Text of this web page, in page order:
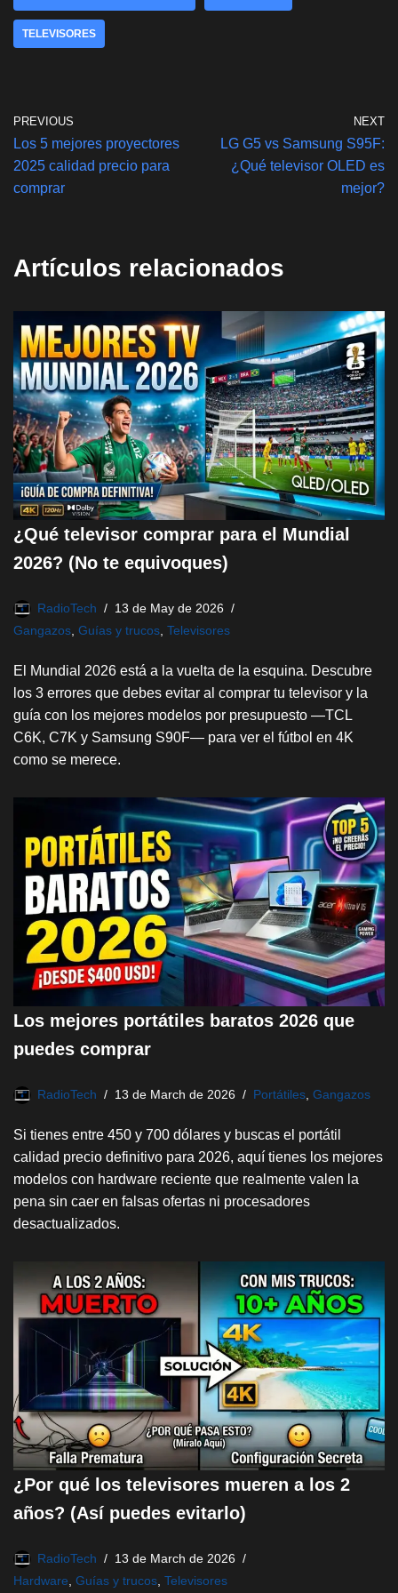
p
p
o
o
n
TELEVISORES
PREVIOUS
Los 5 mejores proyectores
2025 calidad precio para
comprar
NEXT
LG G5 vs Samsung S95F:
¿Qué televisor OLED es
mejor?
Artículos relacionados
¿Qué televisor comprar para el Mundial
2026? (No te equivoques)
RadioTech
13 de May de 2026
Gangazos Guías y trucos Televisores
El Mundial 2026 está a la vuelta de la esquina. Descubre
los 3 errores que debes evitar al comprar tu televisor y la
guía con los mejores modelos por presupuesto —TCL
C6K, C7K y Samsung S90F— para ver el fútbol en 4K
como se merece.
Los mejores portátiles baratos 2026 que
puedes comprar
RadioTech 13 de March de 2026 Portátiles, Gangazos
Si tienes entre 450 y 700 dólares y buscas el portátil
calidad precio definitivo para 2026, aquí tienes los mejores
modelos con hardware reciente que realmente valen la
pena sin caer en falsas ofertas ni procesadores
desactualizados.
¿Por qué los televisores mueren a los 2
años? (Así puedes evitarlo)
RadioTech
13 de March de 2026
Hardware, Guías y trucos, Televisores